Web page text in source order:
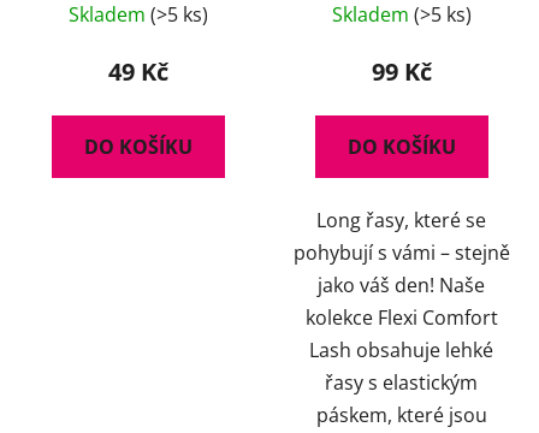
Skladem (>5 ks)
49 Kč
DO KOŠÍKU
Skladem (>5 ks)
99 Kč
DO KOŠÍKU
Long řasy, které se
pohybují s vámi – stejně
jako váš den! Naše
kolekce Flexi Comfort
Lash obsahuje lehké
řasy s elastickým
páskem, které jsou